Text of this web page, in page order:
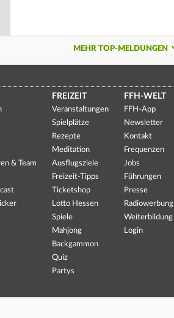
MEHR TOP-MELDUNGEN
& Team
FREIZEIT
Veranstaltungen
Spielplätze
Rezepte
Meditation
Ausflugsziele
Freizeit-Tipps
Ticketshop
Lotto Hessen
Spiele
Mahjong
Backgammon
Quiz
Partys
FFH-WELT
FFH-App
Newsletter
Kontakt
Frequenzen
Jobs
Führungen
Presse
Radiowerbung
Weiterbildung
Login